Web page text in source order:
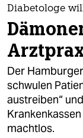
themen
politik
öko
gesellschaft
kultur
Diabetologe
Der
schwulen
austreiben“
machtlos.